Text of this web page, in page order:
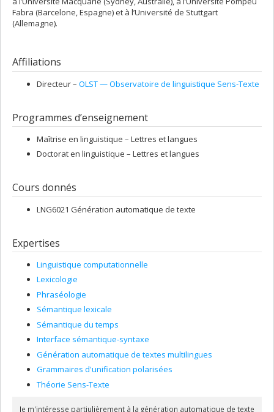
Fabra (Barcelone, Espagne) et à l’Université de Stuttgart
(Allemagne).
Affiliations
Directeur – OLST — Observatoire de linguistique Sens-Texte
Programmes d’enseignement
Maîtrise en linguistique – Lettres et langues
Doctorat en linguistique – Lettres et langues
Cours donnés
LNG6021 Génération automatique de texte
Expertises
Linguistique computationnelle
Lexicologie
Phraséologie
Sémantique lexicale
Sémantique du temps
Interface sémantique-syntaxe
Génération automatique de textes multilingues
Grammaires d'unification polarisées
Théorie Sens-Texte
Je m'intéresse partiulièrement à la génération automatique de texte